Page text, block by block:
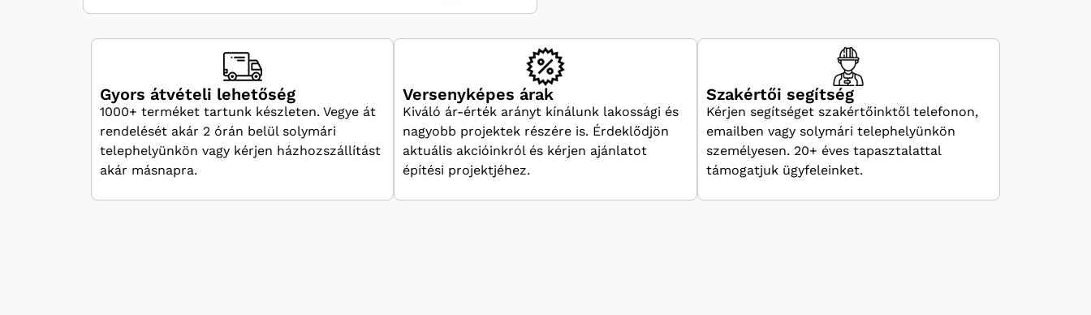
Gyors átvételi lehetőség
1000+ terméket tartunk készleten. Vegye át
rendelését akár 2 órán belül solymári
telephelyünkön vagy kérjen házhozszállítást
akár másnapra.
Versenyképes árak
Kiváló ár-érték arányt kínálunk lakossági és
nagyobb projektek részére is. Érdeklődjön
aktuális akcióinkról és kérjen ajánlatot
építési projektjéhez.
Szakértői segítség
Kérjen segítséget szakértőinktől telefonon,
emailben vagy solymári telephelyünkön
személyesen. 20+ éves tapasztalattal
támogatjuk ügyfeleinket.